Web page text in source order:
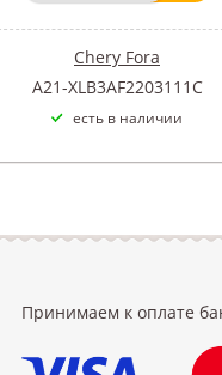
Chery Fora
A21-XLB3AF2203111C
есть в наличии
Принимаем к оплате